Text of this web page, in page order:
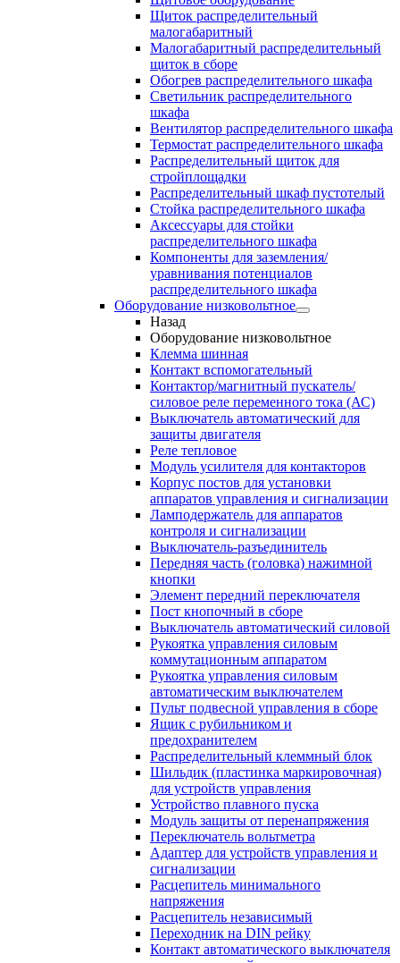
Щиток распределительный
малогабаритный
Малогабаритный распределительный
щиток в сборе
Обогрев распределительного шкафа
Светильник распределительного
шкафа
Вентилятор распределительного шкафа
Термостат распределительного шкафа
Распределительный щиток для
стройплощадки
Распределительный шкаф пустотелый
Стойка распределительного шкафа
Аксессуары для стойки
распределительного шкафа
Компоненты для заземления/
уравнивания потенциалов
распределительного шкафа
Оборудование низковольтное
Назад
Оборудование низковольтное
Клемма шинная
Контакт вспомогательный
Контактор/магнитный пускатель/
силовое реле переменного тока (АС)
Выключатель автоматический для
защиты двигателя
Реле тепловое
Модуль усилителя для контакторов
Корпус постов для установки
аппаратов управления и сигнализации
Ламподержатель для аппаратов
контроля и сигнализации
Выключатель-разъединитель
Передняя часть (головка) нажимной
кнопки
Элемент передний переключателя
Пост кнопочный в сборе
Выключатель автоматический силовой
Рукоятка управления силовым
коммутационным аппаратом
Рукоятка управления силовым
автоматическим выключателем
Пульт подвесной управления в сборе
Ящик с рубильником и
предохранителем
Распределительный клеммный блок
Шильдик (пластинка маркировочная)
для устройств управления
Устройство плавного пуска
Модуль защиты от перенапряжения
Переключатель вольтметра
Адаптер для устройств управления и
сигнализации
Расцепитель минимального
напряжения
Расцепитель независимый
Переходник на DIN рейку
Контакт автоматического выключателя